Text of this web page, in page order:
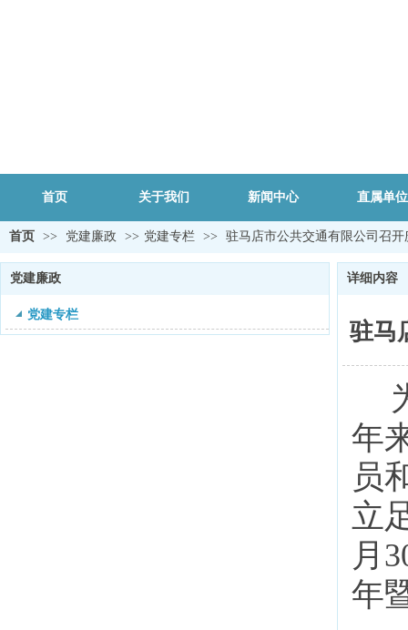
首页 关于我们 新闻中心 直属单位
首页 >> 党建廉政 >> 党建专栏 >> 驻马店市公共交通有限公司召
党建廉政
党建专栏
详细内容
驻马
年
员
立
月
年